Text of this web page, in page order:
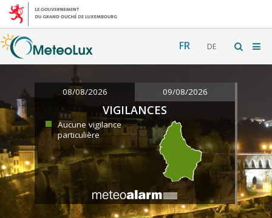
FR DE
08/08/2026 09/08/2026
VIGILANCES
Aucune vigilance
particulière